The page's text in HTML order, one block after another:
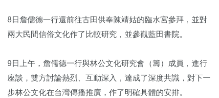
8日詹儒德一行還前往古田供奉陳靖姑的臨水宮參拜，並對
兩大民間信俗文化作了比較研究，並參觀藍田書院。
9日上午，詹儒德一行與林公文化研究會（籌）成員，進行
座談，雙方討論熱烈、互動深入，達成了深度共識，對下一
步林公文化在台灣傳播推廣，作了明確具體的安排。